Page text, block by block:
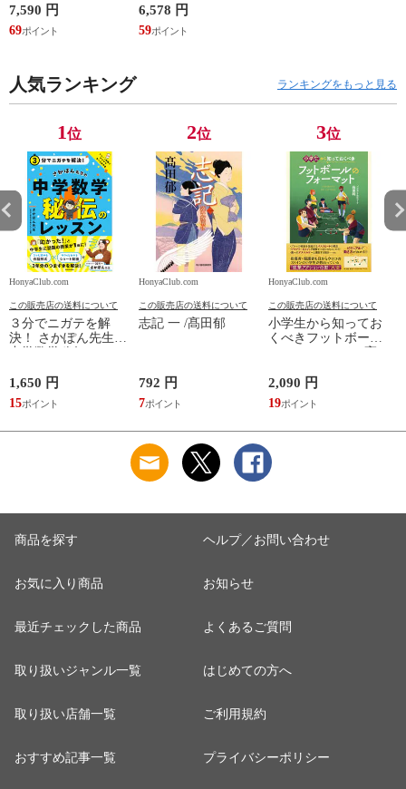
開発、設計・監理、
建設請負 第２版 /富
田裕 小里佳嵩
7,590 円
69
ワシマミワコ
6,578 円
59
人気ランキング ランキングをもっと見る
1位
HonyaClub.com
この販売店の送料について
３分でニガテを解
決！ さかぽん先生の
1,650 円
15
2位
HonyaClub.com
この販売店の送料について
志記 一 /髙田郁
792 円
7
3位
HonyaClub.com
この販売店の送料について
小学生から知ってお
くべきフットボール
2,090 円
19
商品を探す
お気に入り商品
最近チェックした商品
取り扱いジャンル一覧
取り扱い店舗一覧
おすすめ記事一覧
ヘルプ／お問い合わせ
お知らせ
よくあるご質問
はじめての方へ
ご利用規約
プライバシーポリシー